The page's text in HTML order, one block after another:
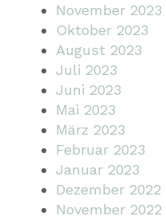
November 2023
Oktober 2023
August 2023
Juli 2023
Juni 2023
Mai 2023
März 2023
Februar 2023
Januar 2023
Dezember 2022
November 2022